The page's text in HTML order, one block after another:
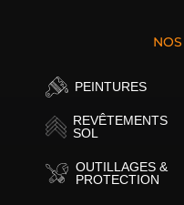
PEINTURES
REVÊTEMENTS
SOL
OUTILLAGES &
PROTECTION